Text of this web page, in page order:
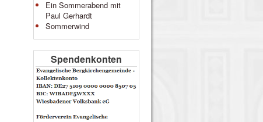
Ein Sommerabend mit
Paul Gerhardt
Sommerwind
Spendenkonten